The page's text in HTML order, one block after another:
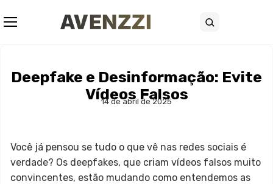
Buscar
Deepfake e Desinformação: Evite
Vídeos Falsos
14 de abril de 2025
Você já pensou se tudo o que vê nas redes sociais é
verdade? Os deepfakes, que criam vídeos falsos muito
convincentes, estão mudando como entendemos as